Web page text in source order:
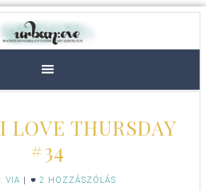
LOVE THURSDAY
#34
VIA 2 HOZZÁSZÓLÁS